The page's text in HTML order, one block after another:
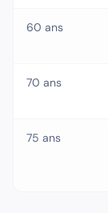
60 ans
70 ans
75 ans